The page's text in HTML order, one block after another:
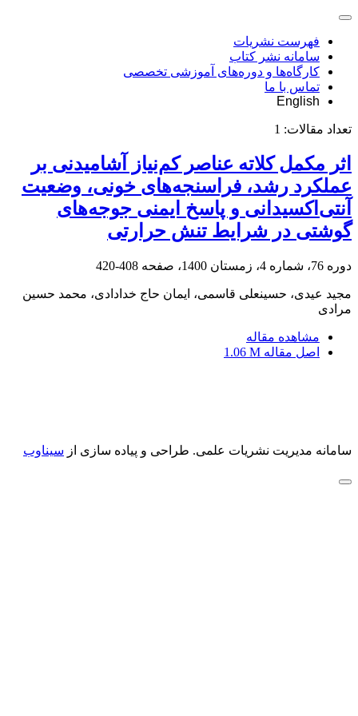
فهرست نشریات
سامانه نشر کتاب
کارگاه‌ها و دوره‌های آموزشی تخصصی
تماس با ما
English
تعداد مقالات: 1
اثر مکمل کلاته عناصر کم‌نیاز آشامیدنی بر
عملکرد رشد، فراسنجه‌های خونی، وضعیت
آنتی‌اکسیدانی و پاسخ ایمنی جوجه‌های
گوشتی در شرایط تنش حرارتی
دوره 76، شماره 4، زمستان 1400، صفحه 408-420
مجید عیدی، حسینعلی قاسمی، ایمان حاج خدادادی، محمد حسین
مرادی
مشاهده مقاله
اصل مقاله 1.06 M
سامانه مدیریت نشریات علمی. طراحی و پیاده سازی از سیناوب